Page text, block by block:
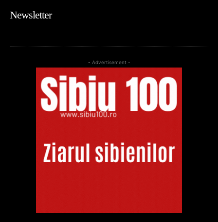
Newsletter
- Advertisement -